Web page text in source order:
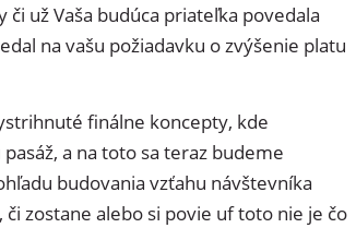
či už Vaša budúca priateľka povedala
na vašu požiadavku o zvýšenie platu
finálne koncepty, kde
a na toto sa teraz budeme
budovania vzťahu návštevníka
zostane alebo si povie uf toto nie je čo